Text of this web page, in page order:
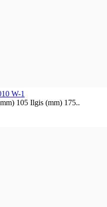
W-1
105 Ilgis (mm) 175..